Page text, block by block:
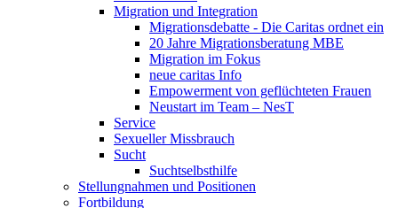
Migration und Integration
Migrationsdebatte - Die Caritas ordnet ein
20 Jahre Migrationsberatung MBE
Migration im Fokus
neue caritas Info
Empowerment von geflüchteten Frauen
Neustart im Team – NesT
Service
Sexueller Missbrauch
Sucht
Suchtselbsthilfe
Stellungnahmen und Positionen
Fortbildung